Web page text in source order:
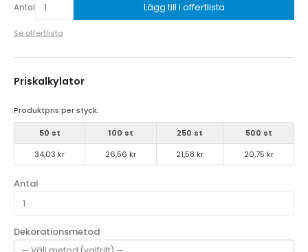
Antal Lägg till i offertlista
Se offertlista
Priskalkylator
Produktpris per styck:
50 st 100 st 250 st
500 st
34,03 kr
26,56 kr 21,58 kr 20,75 kr
Antal
Dekorationsmetod